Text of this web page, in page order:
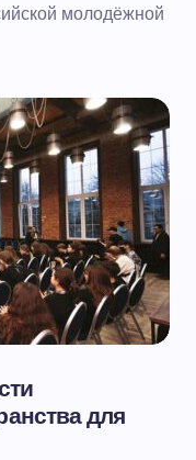
молодёжной
для